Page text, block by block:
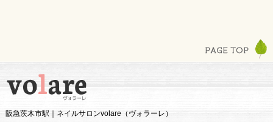
阪急茨木市駅｜ネイルサロンvolare（ヴォラーレ）